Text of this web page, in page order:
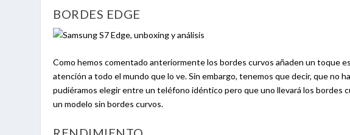
BORDES EDGE
Como hemos comentado anteriormente los bordes curvos añaden un toque
atención a todo el mundo que lo ve. Sin embargo, tenemos que decir, que no
pudiéramos elegir entre un teléfono idéntico pero que uno llevará los bordes
un modelo sin bordes curvos.